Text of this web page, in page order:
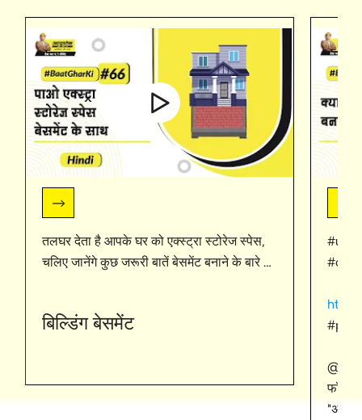
बिल्डिंग बेसमेंट
तलघर देता है आपके घर को एक्स्ट्रा स्टोरेज स्पेस,
चलिए जानेंगे कुछ जरूरी बातें बेसमेंट बनाने के बारे में.
#UltraTech #BaatGharKi
@
फॉलो